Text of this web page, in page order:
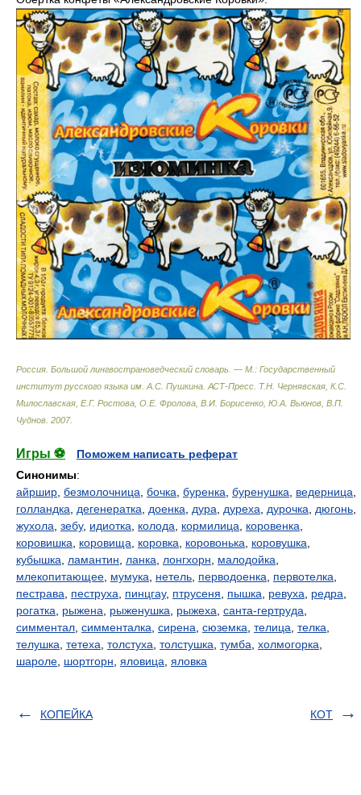
Россия. Большой лингвострановедческий словарь. — М.: Государственный
институт русского языка им. А.С. Пушкина. АСТ-Пресс Т.Н. Чернявская, К.С.
Милославская, Е.Г. Ростова, О.Е. Фролова, В.И. Борисенко, Ю.А. Вьюнов, В.П.
Чуднов 2007.
Игры ⚽
Поможем написать реферат
Синонимы:
айршир безмолочница бочка буренка буренушка ведерница
голландка
дегенератка доенка дура дуреха дурочка дюгонь
жухола зебу, идиотка колода кормилица коровенка
коровишка
коровища коровка коровонька коровушка
кубышка
ламантин ланка лонгхорн малодойка
млекопитающее мумука нетель перводоенка первотелка
пестрава
пеструха пинцгау, птрусеня пышка ревуха редра
рогатка
рыжена рыженушка рыжеха санта-гертруда
симментал симменталка сирена сюземка телица телка
телушка тетеха толстуха толстушка тумба холмогорка
шароле шортгорн яловица яловка
КОПЕЙКА КОТ